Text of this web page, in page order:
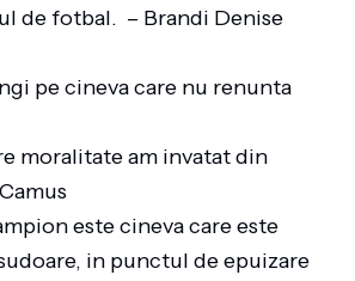
de fotbal. – Brandi Denise
pe cineva care nu renunta
moralitate am invatat din
este cineva care este
in punctul de epuizare